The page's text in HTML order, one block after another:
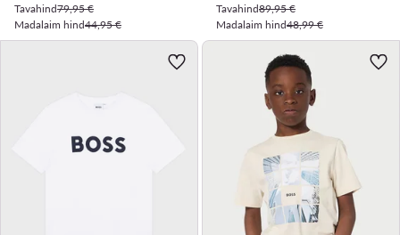
Tavahind79,95 €
Madalaim hind44,95 €
Tavahind89,95 €
Madalaim hind48,99 €